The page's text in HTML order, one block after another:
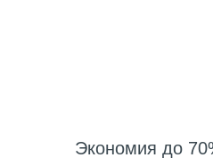
Экономия до